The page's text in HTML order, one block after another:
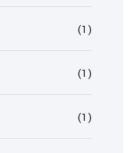
(1)
(1)
(1)